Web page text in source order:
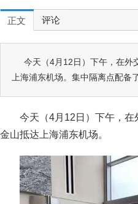
正文 评论
今天（4月12日）下午，在外
上海浦东机场。集中隔离点配
今天（4月12日）下午，
金山抵达上海浦东机场。